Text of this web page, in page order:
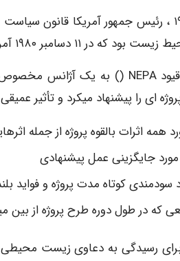
در اول ژانویه ۱۹۷۰ ، رئیس جمهور
آمریکا یک قانون با بودجه زیاد را تصویب کرد.
ای را پیشنهاد میکرد و تأثیر
همه اثرات بالقوه پروژه از جمله
جایگزینی عمل پیشنهادی
سودمندی کوتاه مدت پروژه و فواید
که در طول دوره طرح پروژه از بین